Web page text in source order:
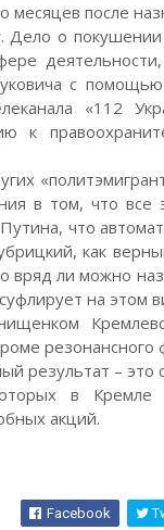
месяцев после
о покушении
с
«112
к
в том, что
что
как
вряд ли можно
на этом
результат –
в Кремле
акций.
Facebook